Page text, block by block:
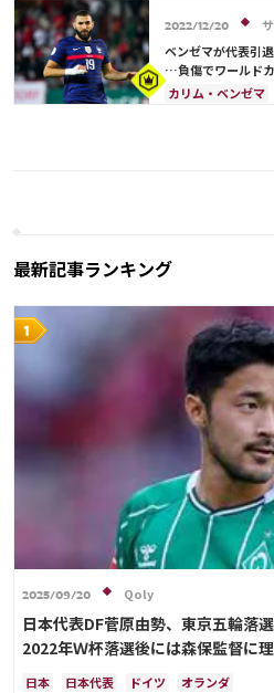
エンゴロ・カンテ
テオ・エルナンデ
2022/12/20
ベンゼマが代表引
…負傷でワールド
カリム・ベンゼマ
最新記事ランキング
2025/09/20 Qoly
日本代表DF菅原由勢、東京五輪落
2022年Ｗ杯落選後には森保監督に
難しかった」
日本 日本代表 ドイツ オランダ